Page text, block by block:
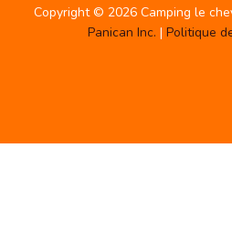
Copyright © 2026 Camping le
Panican Inc. | Politique